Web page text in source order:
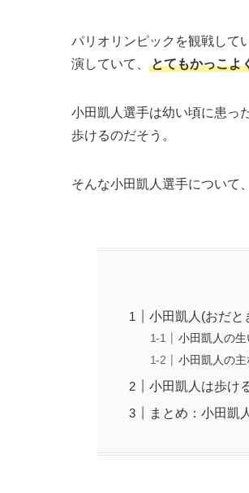
パリオリンピックを観戦して
演していて、
とてもかっこよ
小田凱人選手は幼い頃に患っ
歩けるのだそう。
そんな小田凱人選手について
小田凱人(おだ
小田凱人の生
小田凱人の
小田凱人は歩け
まとめ：小田凱